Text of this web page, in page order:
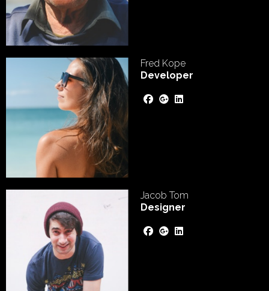
Fred Kope
Developer
Jacob Tom
Designer